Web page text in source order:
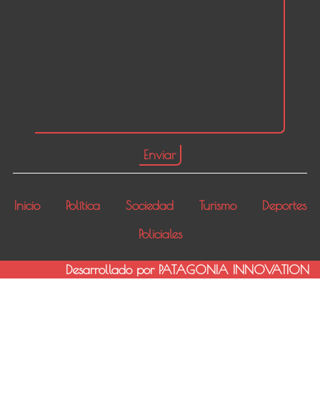
Inicio Política Sociedad Turismo
Deportes
Policiales
Desarrollado por PATAGONIA INNOVATION